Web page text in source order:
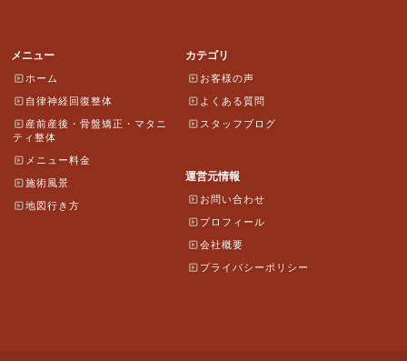
メニュー
ホーム
自律神経回復整体
産前産後・骨盤矯正・マタニ
ティ整体
メニュー料金
施術風景
地図行き方
カテゴリ
お客様の声
よくある質問
スタッフブログ
運営元情報
お問い合わせ
プロフィール
会社概要
プライバシーポリシー